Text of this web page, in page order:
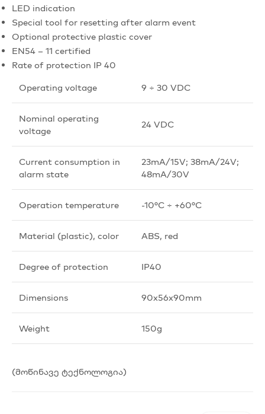
LED indication
Special tool for resetting after alarm event
Optional protective plastic cover
EN54 – 11 certified
Rate of protection IP 40
Operating voltage
9 ÷ 30 VDC
Nominal operating
voltage
24 VDC
Current consumption in
alarm state
23mA/15V; 38mA/24V;
48mA/30V
Operation temperature -10°C ÷ +60°C
Material (plastic), color ABS, red
Degree of protection IP40
Dimensions 90x56x90mm
Weight 150g
(მოწინავე ტექნოლოგია)